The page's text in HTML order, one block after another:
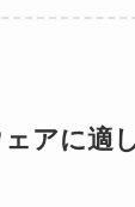
アに適